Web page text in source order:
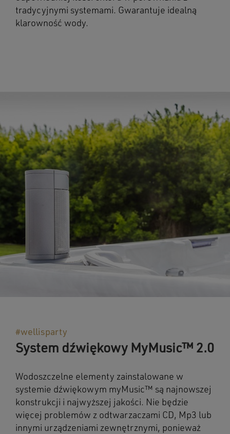
tradycyjnymi systemami. Gwarantuje idealną
klarowność wody.
#wellisparty
System dźwiękowy MyMusic™ 2.0
Wodoszczelne elementy zainstalowane w
systemie dźwiękowym myMusic™ są najnowszej
konstrukcji i najwyższej jakości. Nie będzie
więcej problemów z odtwarzaczami CD, Mp3 lub
innymi urządzeniami zewnętrznymi, ponieważ